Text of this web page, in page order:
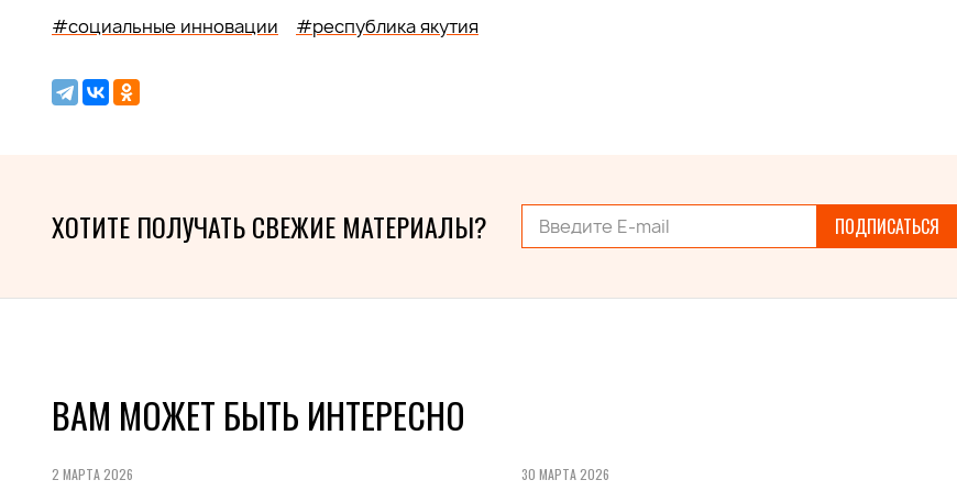
#социальные инновации #республика якутия
ХОТИТЕ ПОЛУЧАТЬ СВЕЖИЕ МАТЕРИАЛЫ? ПОДПИСАТЬСЯ
ВАМ МОЖЕТ БЫТЬ ИНТЕРЕСНО
2 МАРТА 2026 30 МАРТА 2026